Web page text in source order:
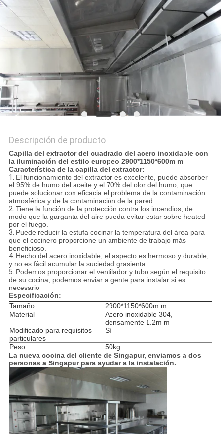
MAPA
DEL
SITIO
PRIVACY
POLICY
Descripción de producto
Capilla del extractor del cuadrado del acero inoxidable con
la iluminación del estilo europeo 2900*1150*600m m
Característica de la capilla del extractor:
1. El funcionamiento del extractor es excelente, puede absorber
el 95% de humo del aceite y el 70% del olor del humo, que
puede solucionar con eficacia el problema de la contaminación
atmosférica y de la contaminación de la pared.
2. Tiene la función de la protección contra los incendios, de
modo que la garganta del aire pueda evitar estar sobre heated
por el fuego.
3. Puede reducir la estufa cocinar la temperatura del área para
que el cocinero proporcione un ambiente de trabajo más
beneficioso.
4. Hecho del acero inoxidable, el aspecto es hermoso y durable,
y no es fácil acumular la suciedad grasienta.
5. Podemos proporcionar el ventilador y tubo según el requisito
de su cocina, podemos enviar a gente para instalar si es
necesario
Especificación:
Tamaño
2900*1150*600m m
Material
Acero inoxidable 304,
densamente 1.2m m
Modificado para requisitos
particulares
Sí
Peso
50kg
La nueva cocina del cliente de Singapur, enviamos a dos
personas a Singapur para ayudar a la instalación.